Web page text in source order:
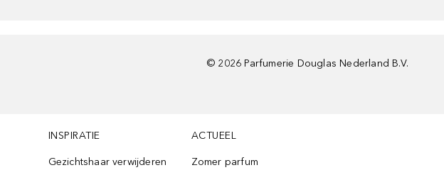
© 2026 Parfumerie Douglas Nederland B.V.
INSPIRATIE
Gezichtshaar verwijderen
ACTUEEL
Zomer parfum